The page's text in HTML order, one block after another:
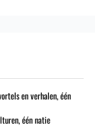
en verhalen, één
één natie